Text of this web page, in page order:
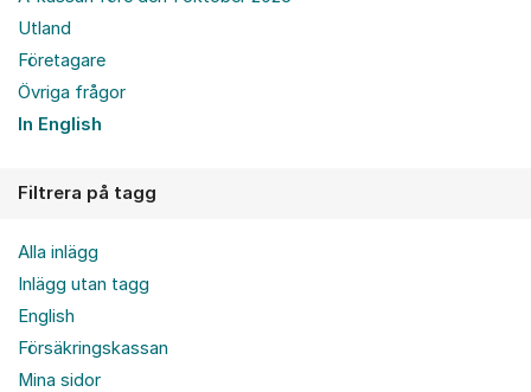
Utland
Företagare
Övriga frågor
In English
Filtrera på tagg
Alla inlägg
Inlägg utan tagg
English
Försäkringskassan
Mina sidor